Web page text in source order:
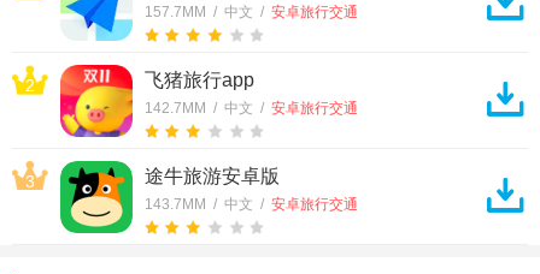
157.7MM / 中文 / 安卓旅行交通
2 飞猪旅行app
142.7MM / 中文 / 安卓旅行交通
3 途牛旅游安卓版
143.7MM / 中文 / 安卓旅行交通